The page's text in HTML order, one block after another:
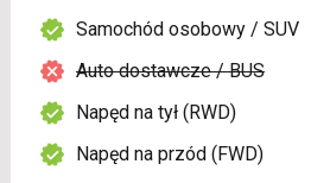
Samochód osobowy / SUV
Auto dostawcze / BUS
Napęd na tył (RWD)
Napęd na przód (FWD)